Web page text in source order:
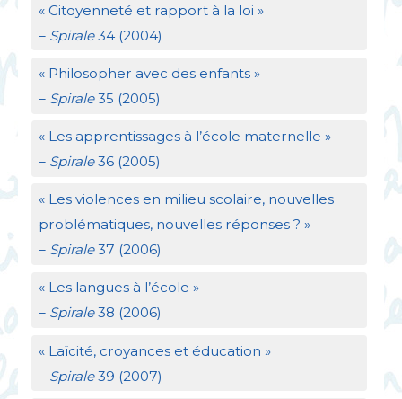
« Citoyenneté et rapport à la loi »
– Spirale34 (2004)
« Philosopher avec des enfants »
– Spirale35 (2005)
« Les apprentissages à l’école maternelle »
– Spirale36 (2005)
« Les violences en milieu scolaire, nouvelles
problématiques, nouvelles réponses ? »
– Spirale37 (2006)
« Les langues à l’école »
– Spirale38 (2006)
« Laïcité, croyances et éducation »
– Spirale39 (2007)